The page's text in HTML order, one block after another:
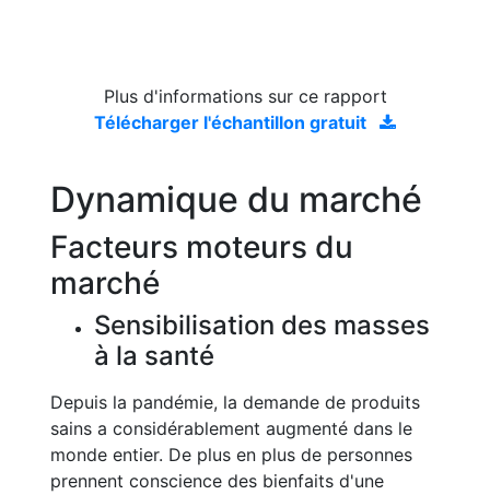
Plus d'informations sur ce rapport
Télécharger l'échantillon gratuit
Dynamique du marché
Facteurs moteurs du
marché
Sensibilisation des masses
à la santé
Depuis la pandémie, la demande de produits
sains a considérablement augmenté dans le
monde entier. De plus en plus de personnes
prennent conscience des bienfaits d'une